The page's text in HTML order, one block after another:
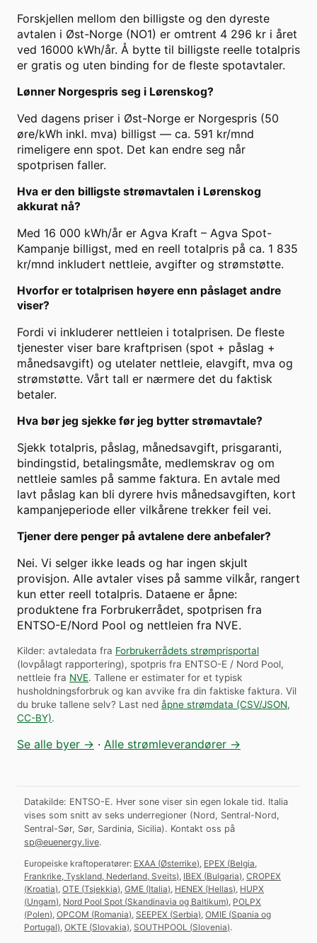
Forskjellen mellom den billigste og den dyreste
avtalen i Øst-Norge (NO1) er omtrent 4 296 kr i året
ved 16000 kWh/år. Å bytte til billigste reelle totalpris
er gratis og uten binding for de fleste spotavtaler.
Lønner Norgespris seg i Lørenskog?
Ved dagens priser i Øst-Norge er Norgespris (50
øre/kWh inkl. mva) billigst — ca. 591 kr/mnd
rimeligere enn spot. Det kan endre seg når
spotprisen faller.
Hva er den billigste strømavtalen i Lørenskog
akkurat nå?
Med 16 000 kWh/år er Agva Kraft – Agva Spot-
Kampanje billigst, med en reell totalpris på ca. 1 835
kr/mnd inkludert nettleie, avgifter og strømstøtte.
Hvorfor er totalprisen høyere enn påslaget andre
viser?
Fordi vi inkluderer nettleien i totalprisen. De fleste
tjenester viser bare kraftprisen (spot + påslag +
månedsavgift) og utelater nettleie, elavgift, mva og
strømstøtte. Vårt tall er nærmere det du faktisk
betaler.
Hva bør jeg sjekke før jeg bytter strømavtale?
Sjekk totalpris, påslag, månedsavgift, prisgaranti,
bindingstid, betalingsmåte, medlemskrav og om
nettleie samles på samme faktura. En avtale med
lavt påslag kan bli dyrere hvis månedsavgiften, kort
kampanjeperiode eller vilkårene trekker feil vei.
Tjener dere penger på avtalene dere anbefaler?
Nei. Vi selger ikke leads og har ingen skjult
provisjon. Alle avtaler vises på samme vilkår, rangert
kun etter reell totalpris. Dataene er åpne:
produktene fra Forbrukerrådet, spotprisen fra
ENTSO-E/Nord Pool og nettleien fra NVE.
Kilder: avtaledata fra Forbrukerrådets strømprisportal
(lovpålagt rapportering), spotpris fra ENTSO-E / Nord Pool,
nettleie fra NVE. Tallene er estimater for et typisk
husholdningsforbruk og kan avvike fra din faktiske faktura. Vil
du bruke tallene selv? Last ned åpne strømdata (CSV/JSON,
CC-BY).
Se alle byer → · Alle strømleverandører →
Datakilde: ENTSO-E. Hver sone viser sin egen lokale tid. Italia
vises som snitt av seks underregioner (Nord, Sentral-Nord,
Sentral-Sør, Sør, Sardinia, Sicilia). Kontakt oss på
sp@euenergy.live.
Europeiske kraftoperatører: EXAA (Østerrike), EPEX (Belgia,
Frankrike, Tyskland, Nederland, Sveits), IBEX (Bulgaria), CROPEX
(Kroatia), OTE (Tsjekkia), GME (Italia), HENEX (Hellas), HUPX
(Ungarn), Nord Pool Spot (Skandinavia og Baltikum), POLPX
(Polen), OPCOM (Romania), SEEPEX (Serbia), OMIE (Spania og
Portugal), OKTE (Slovakia), SOUTHPOOL (Slovenia).